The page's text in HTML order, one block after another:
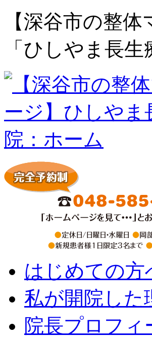
【深谷市の整
「ひしやま長生
はじめての方
私が開院した
院長プロフィ